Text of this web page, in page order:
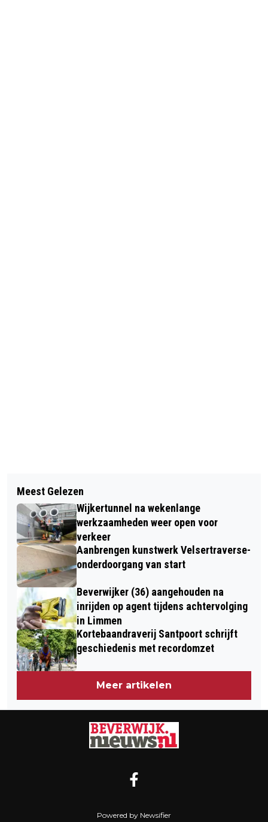
GERICHT OP SCHOLIEREN:
SAMENWERKING WILDLANDS MET IVN
NATUUREDUCATIE
TATA TEST THUISWERKSYSTEMEN:
2000 MEDEWERKERS WERKEN
VANDAAG THUIS
Meest Gelezen
Wijkertunnel na wekenlange
werkzaamheden weer open voor
verkeer
Aanbrengen kunstwerk Velsertraverse-
onderdoorgang van start
Beverwijker (36) aangehouden na
inrijden op agent tijdens achtervolging
in Limmen
Kortebaandraverij Santpoort schrijft
geschiedenis met recordomzet
Meer artikelen
Powered by Newsifier